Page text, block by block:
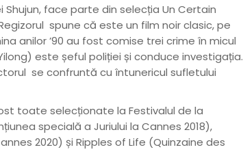
Shujun, face parte din selecția Un Certain
spune că este un film noir clasic, pe
anilor ’90 au fost comise trei crime în micul
este șeful poliției și conduce investigația.
se confruntă cu întunericul sufletului
toate selecționate la Festivalul de la
specială a Juriului la Cannes 2018),
2020) și Ripples of Life (Quinzaine des